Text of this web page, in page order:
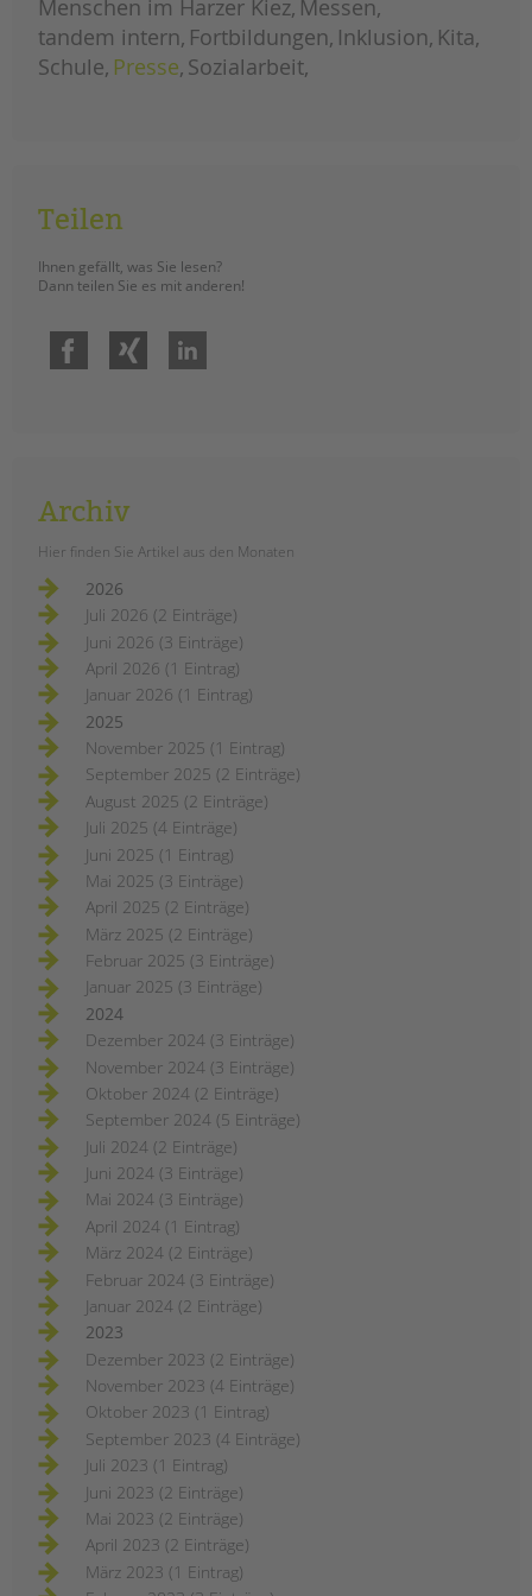
schule
Menschen im Harzer Kiez Messen
tandem intern Fortbildungen Inklusion Kita
Schule Presse Sozialarbeit
Teilen
Ihnen gefällt, was Sie lesen?
Dann teilen Sie es mit anderen!
Facebook Xing
Archiv
Hier finden Sie Artikel aus den Monaten
2026
Juli 2026 (2 Einträge)
Juni 2026 (3 Einträge)
April 2026 (1 Eintrag)
Januar 2026 (1 Eintrag)
2025
November 2025 (1 Eintrag)
September 2025 (2 Einträge)
August 2025 (2 Einträge)
Juli 2025 (4 Einträge)
Juni 2025 (1 Eintrag)
Mai 2025 (3 Einträge)
April 2025 (2 Einträge)
März 2025 (2 Einträge)
Februar 2025 (3 Einträge)
Januar 2025 (3 Einträge)
2024
Dezember 2024 (3 Einträge)
November 2024 (3 Einträge)
Oktober 2024 (2 Einträge)
September 2024 (5 Einträge)
Juli 2024 (2 Einträge)
Juni 2024 (3 Einträge)
Mai 2024 (3 Einträge)
April 2024 (1 Eintrag)
März 2024 (2 Einträge)
Februar 2024 (3 Einträge)
Januar 2024 (2 Einträge)
2023
Dezember 2023 (2 Einträge)
November 2023 (4 Einträge)
Oktober 2023 (1 Eintrag)
September 2023 (4 Einträge)
Juli 2023 (1 Eintrag)
Juni 2023 (2 Einträge)
Mai 2023 (2 Einträge)
April 2023 (2 Einträge)
März 2023 (1 Eintrag)